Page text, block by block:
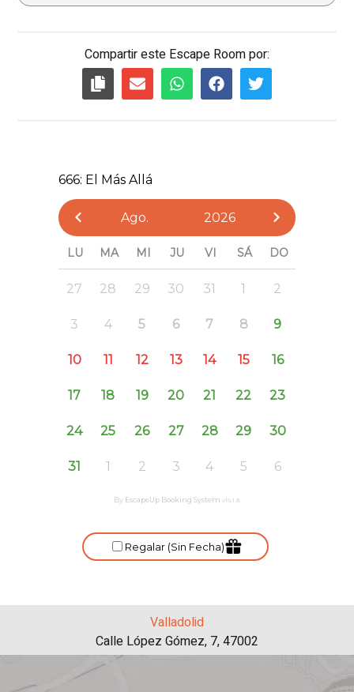
Compartir este Escape Room por:
Valladolid
Calle López Gómez, 7, 47002